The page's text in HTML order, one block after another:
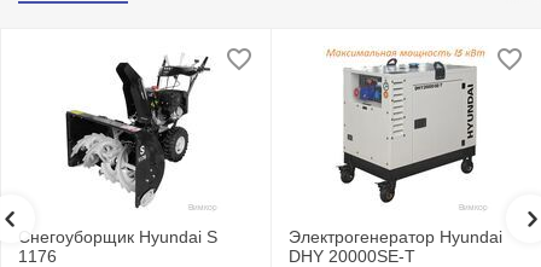
Снегоуборщик Hyundai S
1176
Электрогенератор Hyundai
DHY 20000SE-T